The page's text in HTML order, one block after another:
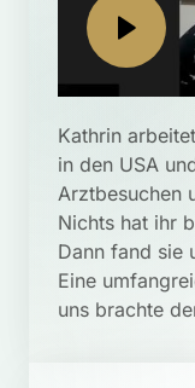
Kathrin
in den USA
Arztbesuchen
Nichts hat ihr
Dann fand sie
Eine
uns brachte